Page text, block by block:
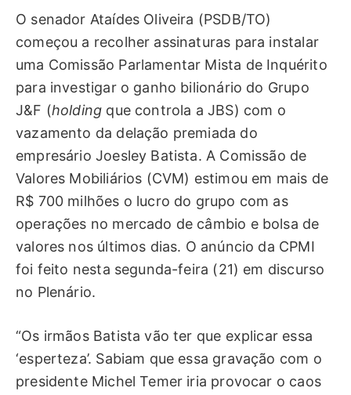
O senador Ataídes Oliveira (PSDB/TO)
começou a recolher assinaturas para instalar
uma Comissão Parlamentar Mista de Inquérito
para investigar o ganho bilionário do Grupo
J&F (holding que controla a JBS) com o
vazamento da delação premiada do
empresário Joesley Batista. A Comissão de
Valores Mobiliários (CVM) estimou em mais de
R$ 700 milhões o lucro do grupo com as
operações no mercado de câmbio e bolsa de
valores nos últimos dias. O anúncio da CPMI
foi feito nesta segunda-feira (21) em discurso
no Plenário.
“Os irmãos Batista vão ter que explicar essa
‘esperteza’. Sabiam que essa gravação com o
presidente Michel Temer iria provocar o caos